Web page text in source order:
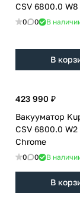
CSV 6800.0
0 0 В
В
423 990 ₽
Вакууматор
CSV 6800.0 W2
Chrome
0 0 В
В